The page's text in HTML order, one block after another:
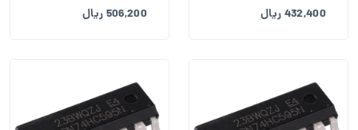
432,400 ریال 506,200 ریال